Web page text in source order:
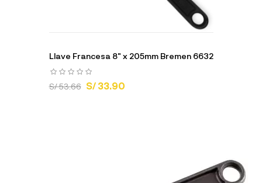
Llave Francesa 8" x 205mm Bremen 6632
S/ 53.66 S/ 33.90